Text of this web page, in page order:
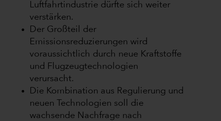
Luftfahrtindustrie dürfte sich weiter
verstärken.
Der Großteil der
Emissionsreduzierungen wird
voraussichtlich durch neue Kraftstoffe
und Flugzeugtechnologien
verursacht.
Die Kombination aus Regulierung und
neuen Technologien soll die
wachsende Nachfrage nach